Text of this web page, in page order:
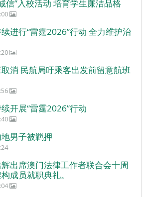
信”入校活动 培育学生廉洁品格
进行“雷霆2026”行动 全力维护治
消 民航局吁乘客出发前留意航班
开展“雷霆2026”行动
男子被羁押
出席澳门法律工作者联合会十周
成员就职典礼。